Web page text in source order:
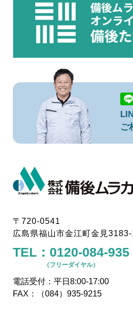
ご
〒720-0541
広島県福山市金江町金見3183-
TEL： 0120-084-935
（フリーダイヤル）
電話受付：平日8:00-17:00
FAX：（084）935-9215